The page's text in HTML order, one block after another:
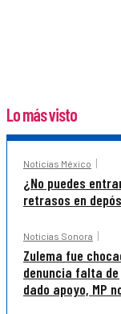
Lo más visto
Noticias México
¿No puedes
retrasos en
Noticias Sonora
Zulema fue
denuncia falta
dado apoyo, MP